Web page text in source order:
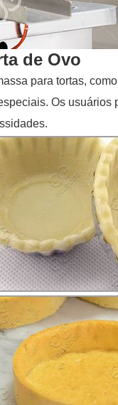
de Ovo
para tortas,
Os usuários